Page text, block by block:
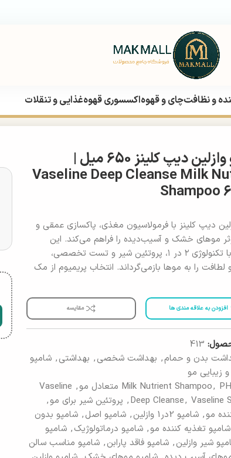
و نظافتچای و قهوهاکسسوری قهوهغذایی و تنقلات
شامپو وازلین دیپ کلینز 650 میل |
Vaseline Deep Cleanse Milk
Shampoo
دیپ کلینز با فرمولاسیون مغذی، پاکسازی عمقی و
موهای خشک و آسیب‌دیده را فراهم می‌کند. این
محصول با تکنولوژی ۲ در ۱، پروتئین شیر و تست تخصصی،
را به موها بازمی‌گرداند. انتخاب پریمیوم از مک
افزودن به علاقه مندی ها مقایسه
413
بدن و حمام, بهداشت شخصی, بهداشتی, شامپو
زیبایی مو
Milk Nutrient Shampoo, PH متعادل مو ,
Vaseline
Deep Cleanse, Vaseline
, پروتئین شیر برای مو,
مو, شامپو 2در1 وازلین , شامپو اصل, شامپو بدون
شامپو تغذیه کننده مو, شامپو درماتولوژیک, شامپو
شیر وازلین, شامپو فاقد پارابن, شامپو مناسب سالن